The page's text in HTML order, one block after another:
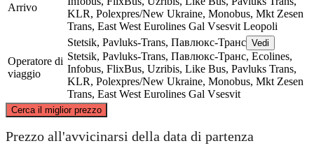
Arrivo
KLR, Polexpres/New Ukraine, Monobus, Mkt Zesen
Trans, East West Eurolines Gal Vsesvіt Leopoli
Operatore di
viaggio
Stetsik, Pavluks-Trans, Павлюкс-Транс Vedi
Stetsik, Pavluks-Trans, Павлюкс-Транс, Ecolines,
Infobus, FlixBus, Uzribis, Like Bus, Pavluks Trans,
KLR, Polexpres/New Ukraine, Monobus, Mkt Zesen
Trans, East West Eurolines Gal Vsesvіt
Cerca il miglior prezzo
©CARTO, ©OpenStreetMap
Prezzo all'avvicinarsi della data di partenza